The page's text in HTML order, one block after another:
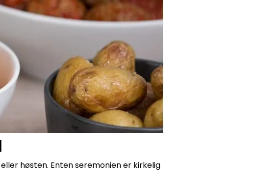
høsten. Enten seremonien er kirkelig